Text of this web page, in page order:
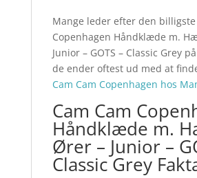
Mange leder efter den billigste
Copenhagen Håndklæde m.
Junior – GOTS – Classic Grey
de ender oftest ud med at
Cam Cam Copenhagen hos
Cam Cam
Håndklæde m.
Ører – Junior –
Classic Grey